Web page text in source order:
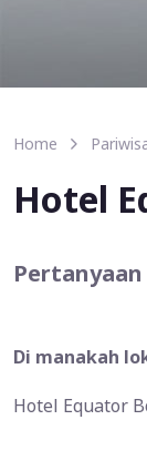
Home
Hotel
Di manakah
Hotel Equator